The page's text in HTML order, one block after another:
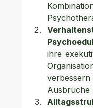
ihre
Ausbrüche